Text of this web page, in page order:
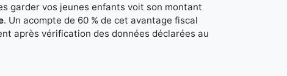
garder vos jeunes enfants voit son montant
. Un acompte de 60 % de cet avantage fiscal
après vérification des données déclarées au